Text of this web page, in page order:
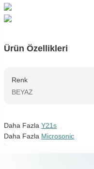
Ürün Özellikleri
Renk
BEYAZ
Daha Fazla Y21s
Daha Fazla Microsonic